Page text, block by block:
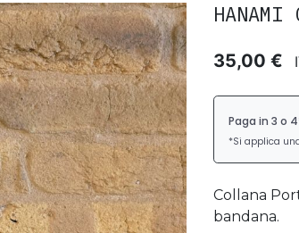
HANAMI
35,00 €
Collana
bandana.